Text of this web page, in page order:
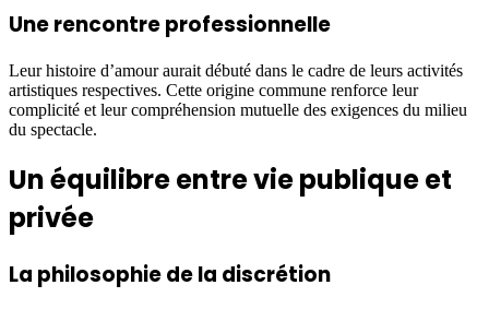
Une rencontre professionnelle
Leur histoire d’amour aurait débuté dans le cadre de leurs activités
artistiques respectives. Cette origine commune renforce leur
complicité et leur compréhension mutuelle des exigences du milieu
du spectacle.
Un équilibre entre vie publique et
privée
La philosophie de la discrétion